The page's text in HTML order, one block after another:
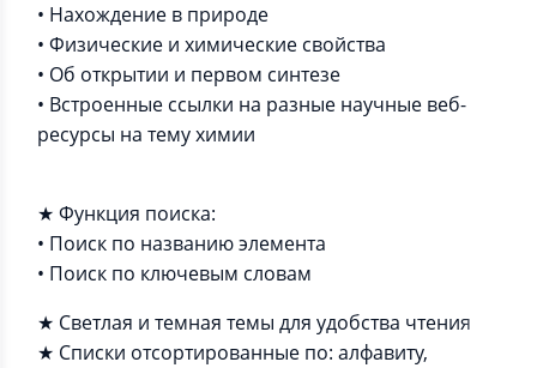
• Нахождение в природе
• Физические и химические свойства
• Об открытии и первом синтезе
• Встроенные ссылки на разные научные веб-
ресурсы на тему химии
★ Функция поиска:
• Поиск по названию элемента
• Поиск по ключевым словам
★ Светлая и темная темы для удобства чтения
★ Списки отсортированные по: алфавиту,